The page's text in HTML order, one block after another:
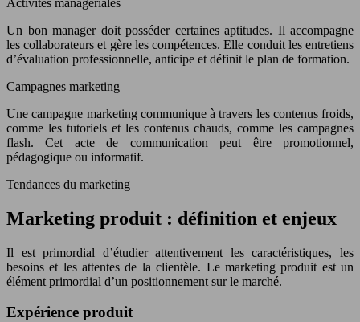
Un bon manager doit posséder certaines aptitudes. Il accompagne
les collaborateurs et gère les compétences. Elle conduit les entretiens
d’évaluation professionnelle, anticipe et définit le plan de formation.
Campagnes marketing
Une campagne marketing communique à travers les contenus froids,
comme les tutoriels et les contenus chauds, comme les campagnes
flash. Cet acte de communication peut être promotionnel,
pédagogique ou informatif.
Tendances du marketing
Marketing produit : définition et enjeux
Il est primordial d’étudier attentivement les caractéristiques, les
besoins et les attentes de la clientèle. Le marketing produit est un
élément primordial d’un positionnement sur le marché.
Expérience produit